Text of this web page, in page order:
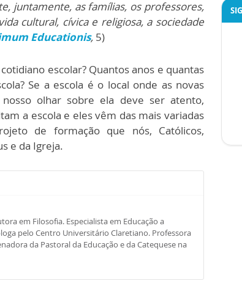
juntamente, as famílias, os professores,
cultural, cívica e religiosa, a sociedade
Educationis, 5)
escolar? Quantos anos e quantas
Se a escola é o local onde as novas
olhar sobre ela deve ser atento,
a escola e eles vêm das mais variadas
de formação que nós, Católicos,
e da Igreja.
em Filosofia. Especialista em Educação a
pelo Centro Universitário Claretiano. Professora
da Pastoral da Educação e da Catequese na